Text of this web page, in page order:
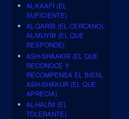
AL-KAAFÍ (EL
SUFICIENTE)
AL-QARÍB (EL CERCANO),
AL-MUYÍB (EL QUE
RESPONDE)
ASH-SHAAKIR (EL QUE
RECONOCE Y
RECOMPENSA EL BIEN),
ASH-SHAKUR (EL QUE
APRECIA)
AL-HALÍM (EL
TOLERANTE)